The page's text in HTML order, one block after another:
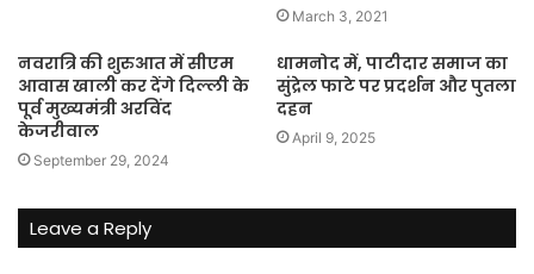
March 3, 2021
नवरात्रि की शुरुआत में सीएम
आवास खाली कर देंगे दिल्ली के
पूर्व मुख्यमंत्री अरविंद
केजरीवाल
September 29, 2024
धामनोद में, पाटीदार समाज का
सुंद्रेल फाटे पर प्रदर्शन और पुतला
दहन
April 9, 2025
Leave a Reply